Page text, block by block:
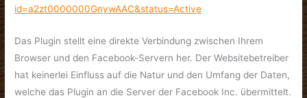
id=a2zt0000000GnywAAC&status=Active
Das Plugin stellt eine direkte Verbindung zwischen Ihrem
Browser und den Facebook-Servern her. Der Websitebetreiber
hat keinerlei Einfluss auf die Natur und den Umfang der Daten,
welche das Plugin an die Server der Facebook Inc. übermittelt.